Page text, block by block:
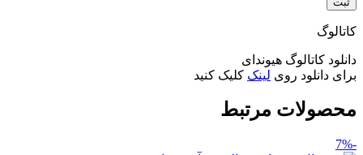
کاتالوگ
دانلود کاتالوگ هیوندای
برای دانلود روی لینک کلیک کنید
محصولات مرتبط
-7%